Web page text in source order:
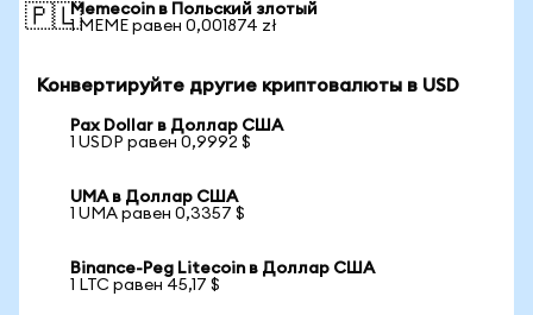
🇵🇱Memecoin в Польский злотый
1 MEME равен 0,001874 zł
Конвертируйте другие криптовалюты в USD
Pax Dollar в Доллар США
1 USDP равен 0,9992 $
UMA в Доллар США
1 UMA равен 0,3357 $
Binance-Peg Litecoin в Доллар США
1 LTC равен 45,17 $